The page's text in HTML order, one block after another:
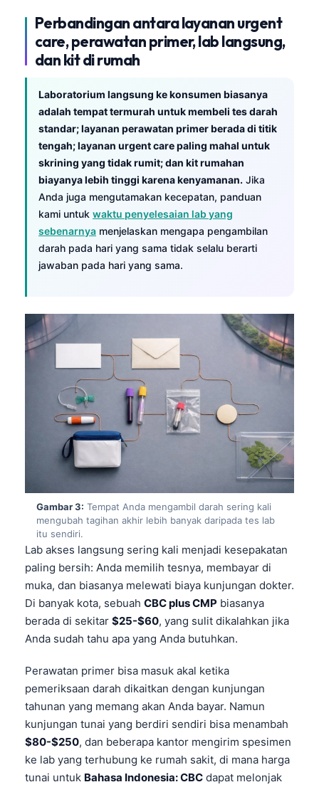
Perbandingan antara layanan urgent
care, perawatan primer, lab langsung,
dan kit di rumah
Laboratorium langsung ke konsumen biasanya
adalah tempat termurah untuk membeli tes darah
standar; layanan perawatan primer berada di titik
tengah; layanan urgent care paling mahal untuk
skrining yang tidak rumit; dan kit rumahan
biayanya lebih tinggi karena kenyamanan. Jika
Anda juga mengutamakan kecepatan, panduan
kami untuk waktu penyelesaian lab yang
sebenarnya menjelaskan mengapa pengambilan
darah pada hari yang sama tidak selalu berarti
jawaban pada hari yang sama.
Gambar 3: Tempat Anda mengambil darah sering kali
mengubah tagihan akhir lebih banyak daripada tes lab
itu sendiri.
Lab akses langsung sering kali menjadi kesepakatan
paling bersih: Anda memilih tesnya, membayar di
muka, dan biasanya melewati biaya kunjungan dokter.
Di banyak kota, sebuah CBC plus CMP biasanya
berada di sekitar $25-$60, yang sulit dikalahkan jika
Anda sudah tahu apa yang Anda butuhkan.
Perawatan primer bisa masuk akal ketika
pemeriksaan darah dikaitkan dengan kunjungan
tahunan yang memang akan Anda bayar. Namun
kunjungan tunai yang berdiri sendiri bisa menambah
$80-$250, dan beberapa kantor mengirim spesimen
ke lab yang terhubung ke rumah sakit, di mana harga
tunai untuk Bahasa Indonesia: CBC dapat melonjak